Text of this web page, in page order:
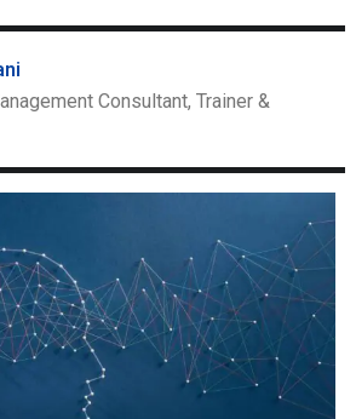
Consultant, Trainer &